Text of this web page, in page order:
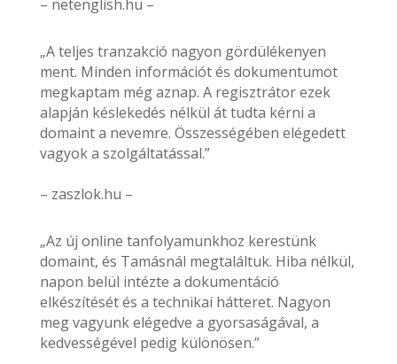
– netenglish.hu –
„A teljes tranzakció nagyon gördülékenyen
ment. Minden információt és dokumentumot
megkaptam még aznap. A regisztrátor ezek
alapján késlekedés nélkül át tudta kérni a
domaint a nevemre. Összességében elégedett
vagyok a szolgáltatással.”
– zaszlok.hu –
„Az új online tanfolyamunkhoz kerestünk
domaint, és Tamásnál megtaláltuk. Hiba nélkül,
napon belül intézte a dokumentáció
elkészítését és a technikai hátteret. Nagyon
meg vagyunk elégedve a gyorsaságával, a
kedvességével pedig különösen.”